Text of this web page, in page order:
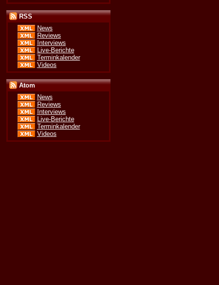
RSS
News
Reviews
Interviews
Live-Berichte
Terminkalender
Videos
Atom
News
Reviews
Interviews
Live-Berichte
Terminkalender
Videos